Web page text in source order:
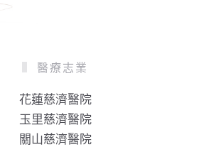
醫療志業
花蓮慈濟醫院
玉里慈濟醫院
關山慈濟醫院